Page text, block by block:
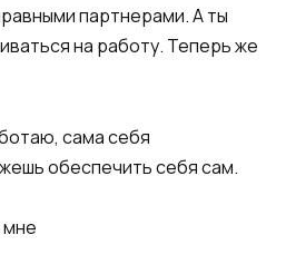
партнерами. А ты
на работу. Теперь же
сама себя
обеспечить себя сам.​
мне​